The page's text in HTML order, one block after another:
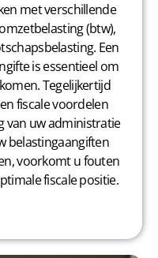
met verschillende
(btw),
Een
is essentieel om
Tegelijkertijd
fiscale voordelen
van uw administratie
belastingaangiften
voorkomt u fouten
fiscale positie.